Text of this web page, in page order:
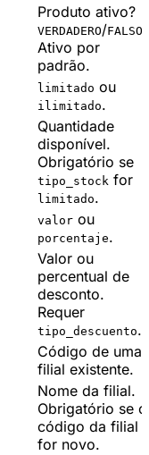
Produto ativo?
VERDADERO/FALSO
Ativo por
padrão.
limitado ou
ilimitado.
Quantidade
disponível.
Obrigatório se
tipo_stock for
limitado.
valor ou
porcentaje.
Valor ou
percentual de
desconto.
Requer
tipo_descuento.
Código de uma
filial existente.
Nome da filial.
Obrigatório se o
código da filial
for novo.